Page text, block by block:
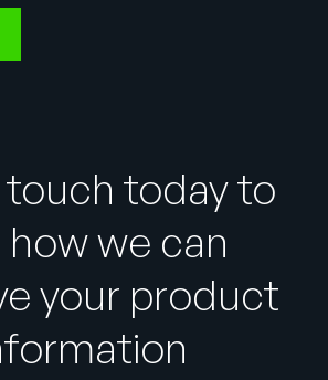
today to
how we can
your product